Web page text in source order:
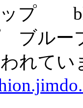
ップ
ブルー
れてい